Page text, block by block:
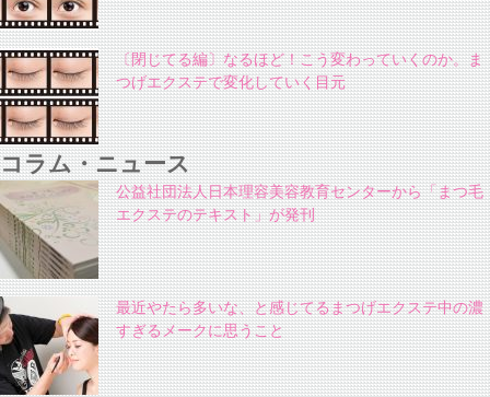
〔閉じてる編〕なるほど！こう変わっていくのか。ま
つげエクステで変化していく目元
コラム・ニュース
公益社団法人日本理容美容教育センターから「まつ毛
エクステのテキスト」が発刊
最近やたら多いな、と感じてるまつげエクステ中の濃
すぎるメークに思うこと